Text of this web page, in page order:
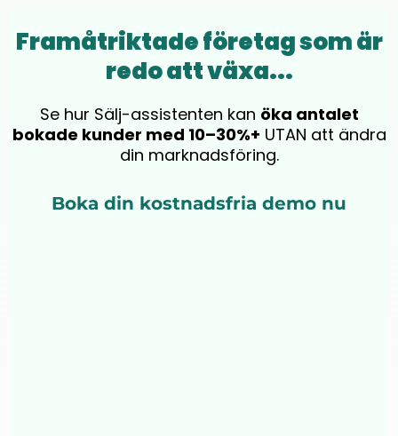
Framåtriktade företag som är
redo att växa...
Se hur Sälj-assistenten kan öka antalet
bokade kunder med 10–30%+ UTAN att ändra
din marknadsföring.
Boka din kostnadsfria demo nu